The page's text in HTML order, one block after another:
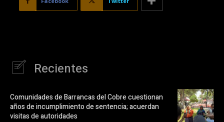
Recientes
Comunidades de Barrancas del Cobre cuestionan
años de incumplimiento de sentencia; acuerdan
visitas de autoridades